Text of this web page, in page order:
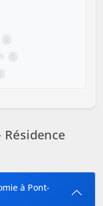
0
0
à Pont-